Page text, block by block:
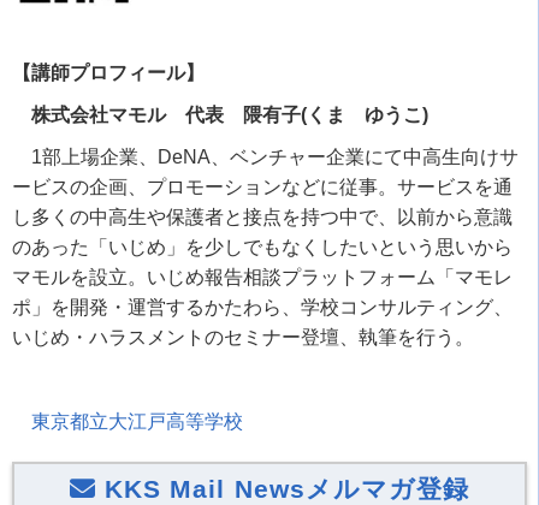
【講師プロフィール】
株式会社マモル 代表 隈有子( くま ゆうこ)
1部上場企業、 DeNA 、ベンチャー企業にて中高生向けサ
ービスの企画、プロモーションなどに従事。サービスを通
し多くの中高生や保護者と接点を持つ中で、以前から意識
のあった「いじめ」を少しでもなくしたいという思いから
マモルを設立。いじめ報告相談プラットフォーム「マモレ
ポ」を開発・運営するかたわら、学校コンサルティング、
いじめ・ハラスメントのセミナー登壇、執筆を行う。
東京都立大江戸高等学校
KKS Mail Newsメルマガ登録